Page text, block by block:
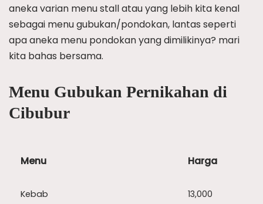
aneka varian menu stall atau yang lebih kita kenal
sebagai menu gubukan/pondokan, lantas seperti
apa aneka menu pondokan yang dimilikinya? mari
kita bahas bersama.
Menu Gubukan Pernikahan di
Cibubur
Menu Harga
Kebab 13,000